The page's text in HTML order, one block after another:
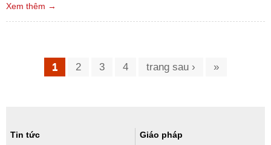
Xem thêm →
1 2 3 4 trang sau › »
Tin tức Giáo pháp